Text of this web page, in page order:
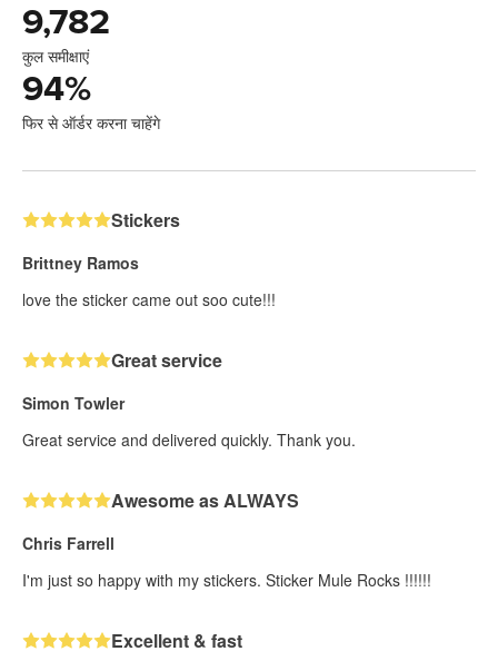
9,782
कुल समीक्षाएं
94%
फिर से ऑर्डर करना चाहेंगे
Stickers
Brittney Ramos
love the sticker came out soo cute!!!
Great service
Simon Towler
Great service and delivered quickly. Thank you.
Awesome as ALWAYS
Chris Farrell
I'm just so happy with my stickers. Sticker Mule Rocks !!!!!!
Excellent & fast